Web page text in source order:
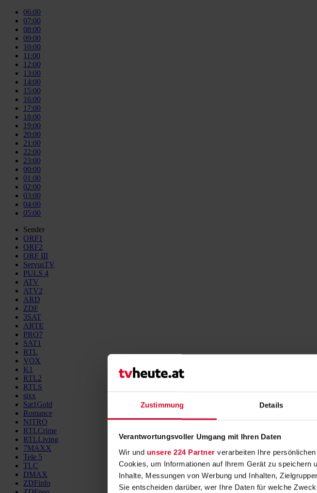
Zustimmung Details
Verantwortungsvoller Umgang mit Ihren Daten
Wir und unsere 224 Partner verarbeiten Ihre
Cookies, um Informationen auf Ihrem Gerät zu speichern
Inhalte, Messungen von Werbung und Inhalten,
Sie entscheiden darüber, wer Ihre Daten für welche
06:00
07:00
08:00
09:00
10:00
11:00
12:00
13:00
14:00
15:00
16:00
17:00
18:00
19:00
20:00
21:00
22:00
23:00
00:00
01:00
02:00
03:00
04:00
05:00
Sender
ORF1
ORF2
ORF III
ServusTV
PULS 4
ATV
ATV2
ARD
ZDF
3SAT
ARTE
PRO7
SAT1
RTL
VOX
K1
RTL2
RTLS
sixx
Sat1Gold
Romance
NITRO
RTLCrime
RTLLiving
7MAXX
Tele 5
TLC
DMAX
ZDFinfo